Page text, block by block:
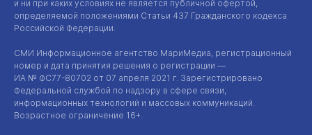
и ни при каких условиях не является публичной офертой,
определяемой положениями Статьи 437 Гражданского кодекса
Российской Федерации.
СМИ Информационное агентство МариМедиа, регистрационный
номер и дата принятия решения о регистрации —
ИА № ФС77-80702 от 07 апреля 2021 г. Зарегистрировано
Федеральной службой по надзору в сфере связи,
информационных технологий и массовых коммуникаций.
Возрастное ограничение 16+.